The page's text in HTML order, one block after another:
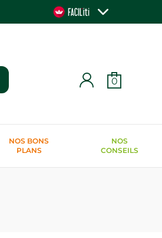
0
NOS BONS
PLANS
NOS
CONSEILS